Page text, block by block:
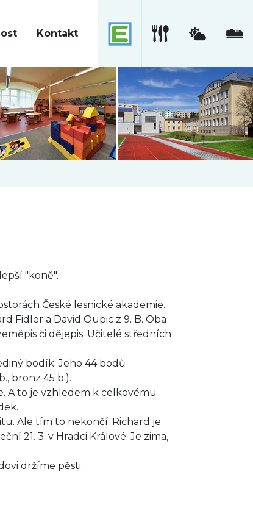
Kontakt
"koně".
České lesnické akademie.
Fidler a David Oupic z 9. B. Oba
či dějepis. Učitelé středních
bodík. Jeho 44 bodů
bronz 45 b.).
A to je vzhledem k celkovému
Ale tím to nekončí. Richard je
21. 3. v Hradci Králové. Je zima,
držíme pěsti.